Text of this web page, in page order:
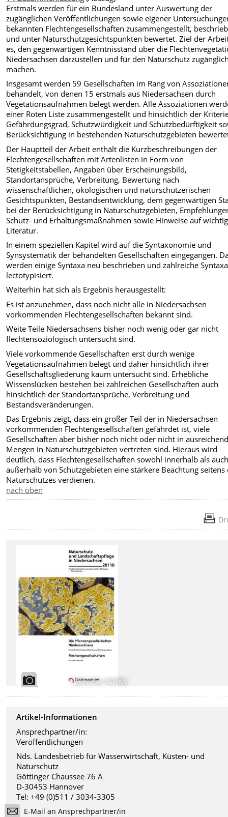
Erstmals werden für ein Bundesland unter Auswertung der
zugänglichen Veröffentlichungen sowie eigener
bekannten Flechtengesellschaften zusammengestellt,
und unter Naturschutzgesichtspunkten bewertet. Ziel der
es, den gegenwärtigen Kenntnisstand über die
Niedersachsen darzustellen und für den Naturschutz
machen.
Insgesamt werden 59 Gesellschaften im Rang von
behandelt, von denen 15 erstmals aus Niedersachsen durch
Vegetationsaufnahmen belegt werden. Alle Assoziationen
einer Roten Liste zusammengestellt und hinsichtlich der
Gefährdungsgrad, Schutzwürdigkeit und Schutzbedürftigkeit
Berücksichtigung in bestehenden Naturschutzgebieten
Der Hauptteil der Arbeit enthält die Kurzbeschreibungen der
Flechtengesellschaften mit Artenlisten in Form von
Stetigkeitstabellen, Angaben über Erscheinungsbild,
Standortansprüche, Verbreitung, Bewertung nach
wissenschaftlichen, ökologischen und naturschützerischen
Gesichtspunkten, Bestandsentwicklung, dem gegenwärtigen
bei der Berücksichtigung in Naturschutzgebieten,
Schutz- und Erhaltungsmaßnahmen sowie Hinweise auf
Literatur.
In einem speziellen Kapitel wird auf die Syntaxonomie und
Synsystematik der behandelten Gesellschaften eingegangen.
werden einige Syntaxa neu beschrieben und zahlreiche Syntaxa
lectotypisiert.
Weiterhin hat sich als Ergebnis herausgestellt:
Es ist anzunehmen, dass noch nicht alle in Niedersachsen
vorkommenden Flechtengesellschaften bekannt sind.
Weite Teile Niedersachsens bisher noch wenig oder gar nicht
flechtensoziologisch untersucht sind.
Viele vorkommende Gesellschaften erst durch wenige
Vegetationsaufnahmen belegt und daher hinsichtlich ihrer
Gesellschaftsgliederung kaum untersucht sind. Erhebliche
Wissenslücken bestehen bei zahlreichen Gesellschaften auch
hinsichtlich der Standortansprüche, Verbreitung und
Bestandsveränderungen.
Das Ergebnis zeigt, dass ein großer Teil der in Niedersachsen
vorkommenden Flechtengesellschaften gefährdet ist, viele
Gesellschaften aber bisher noch nicht oder nicht in
Mengen in Naturschutzgebieten vertreten sind. Hieraus wird
deutlich, dass Flechtengesellschaften sowohl innerhalb als
außerhalb von Schutzgebieten eine stärkere Beachtung seitens
Naturschutzes verdienen.
nach oben
Bildrechte: NLWKN
Artikel-Informationen
Ansprechpartner/in:
Veröffentlichungen
Nds. Landesbetrieb für Wasserwirtschaft, Küsten- und
Naturschutz
Göttinger Chaussee 76 A
D-30453 Hannover
Tel: +49 (0)511 / 3034-3305
E-Mail an Ansprechpartner/in